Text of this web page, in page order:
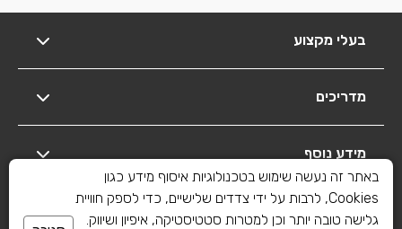
בעלי מקצוע
מדריכים
מידע נוסף
יצירת קשר
באתר זה נעשה שימוש בטכנולוגיות איסוף מידע כגון
Cookies, לרבות על ידי צדדים שלישיים, כדי לספק חוויית
גלישה טובה יותר וכן למטרות סטטיסטיקה, איפיון ושיווק.